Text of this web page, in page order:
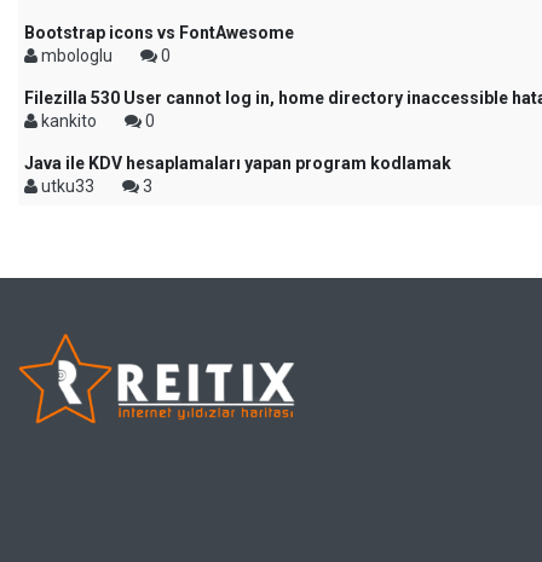
Bootstrap icons vs FontAwesome
mbologlu
0
Filezilla 530 User cannot log in, home directory inaccessible
kankito
0
Java ile KDV hesaplamaları yapan program kodlamak
utku33
3